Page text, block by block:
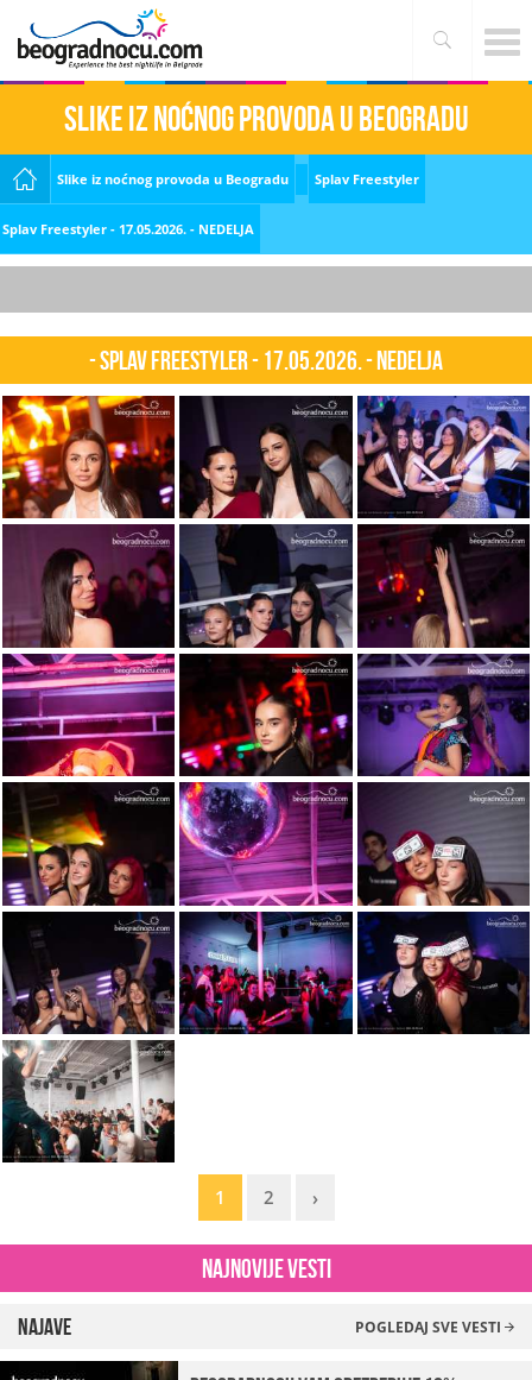
Slike iz noćnog provoda u Beogradu
Slike iz noćnog provoda u Beogradu Splav Freestyler
Splav Freestyler - 17.05.2026. - NEDELJA
- Splav Freestyler - 17.05.2026. - NEDELJA
1 2 ›
Najnovije vesti
Najave POGLEDAJ SVE VESTI